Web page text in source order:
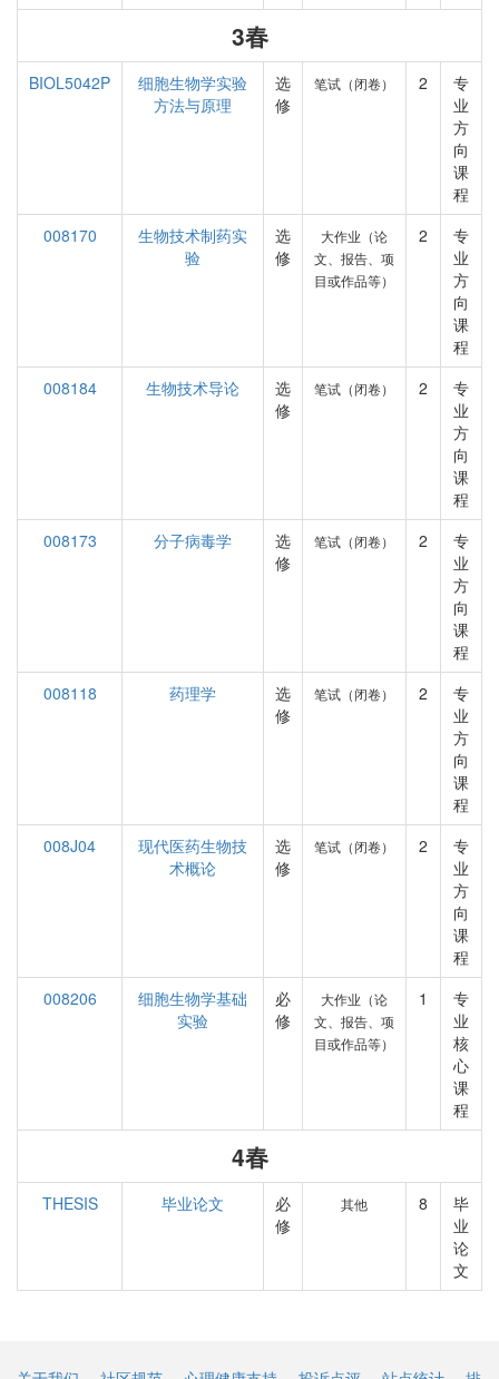
3春
BIOL5042P
细胞生物学实验
方法与原理
选
修
笔试（闭卷） 2
专
业
方
向
课
程
008170
生物技术制药实
验
选
修
大作业（论
文、报告、项
目或作品等）
2
专
业
方
向
课
程
008184
生物技术导论
选
修
笔试（闭卷） 2
专
业
方
向
课
程
008173
分子病毒学
选
修
笔试（闭卷） 2
专
业
方
向
课
程
008118
药理学
选
修
笔试（闭卷） 2
专
业
方
向
课
程
008J04
现代医药生物技
术概论
选
修
笔试（闭卷） 2
专
业
方
向
课
程
008206
细胞生物学基础
实验
必
修
大作业（论
文、报告、项
目或作品等）
1
专
业
核
心
课
程
4春
THESIS 毕业论文
必
修
其他 8
毕
业
论
文